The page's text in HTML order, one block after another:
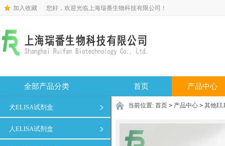
加入收藏 您好，欢迎光临上海瑞番生物科技有限公司！
全部产品分类
犬ELISA试剂盒
人ELISA试剂盒
首页 产品中心
当前位置: 首页 > 产品中心 > 其他